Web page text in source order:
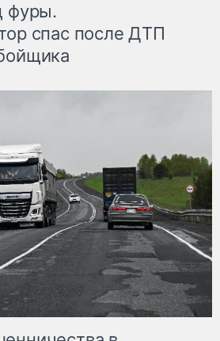
фуры.
спас после ДТП